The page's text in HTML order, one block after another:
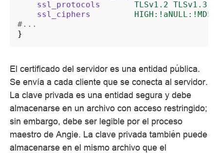
ssl_protocols
TLSv1.2 TLSv1.3
ssl_ciphers
HIGH:!aNULL:!MD5
#...
}
El certificado del servidor es una entidad pública.
Se envía a cada cliente que se conecta al servidor.
La clave privada es una entidad segura y debe
almacenarse en un archivo con acceso restringido;
sin embargo, debe ser legible por el proceso
maestro de Angie. La clave privada también puede
almacenarse en el mismo archivo que el